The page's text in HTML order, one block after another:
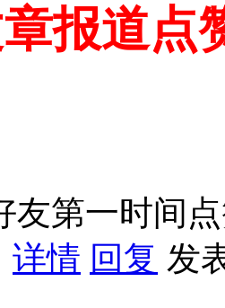
报道点
友第一时间
详情 回复 发